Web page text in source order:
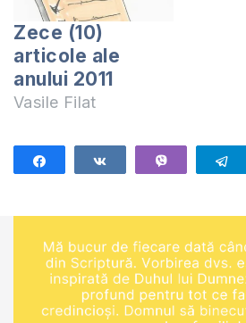
Zece (10)
articole ale
anului 2011
Vasile Filat